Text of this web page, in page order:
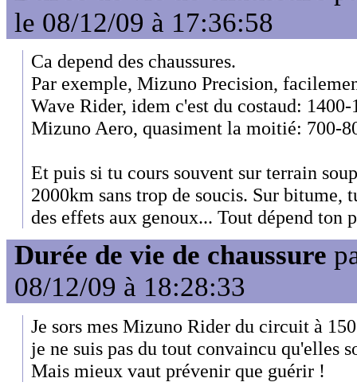
le 08/12/09 à 17:36:58
Ca depend des chaussures.
Par exemple, Mizuno Precision,
Wave Rider, idem c'est du costaud:
Mizuno Aero, quasiment la moitié: 700-
Et puis si tu cours souvent sur terrain
2000km sans trop de soucis. Sur bitume,
des effets aux genoux... Tout dépend ton
Durée de vie de chaussure
08/12/09 à 18:28:33
Je sors mes Mizuno Rider du circuit à
je ne suis pas du tout convaincu qu'elles
Mais mieux vaut prévenir que guérir !